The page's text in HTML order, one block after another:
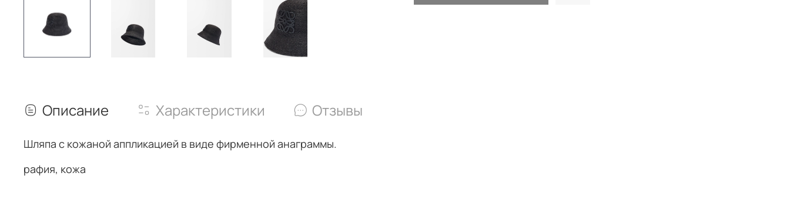
Описание Характеристики Отзывы
Шляпа с кожаной аппликацией в виде фирменной анаграммы.
рафия, кожа